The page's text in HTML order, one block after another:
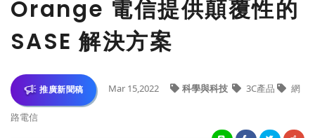
Orange 電信提供顛覆性的
SASE 解決方案
推廣新聞稿 Mar 15,2022 科學與科技 3C產品 網
路電信